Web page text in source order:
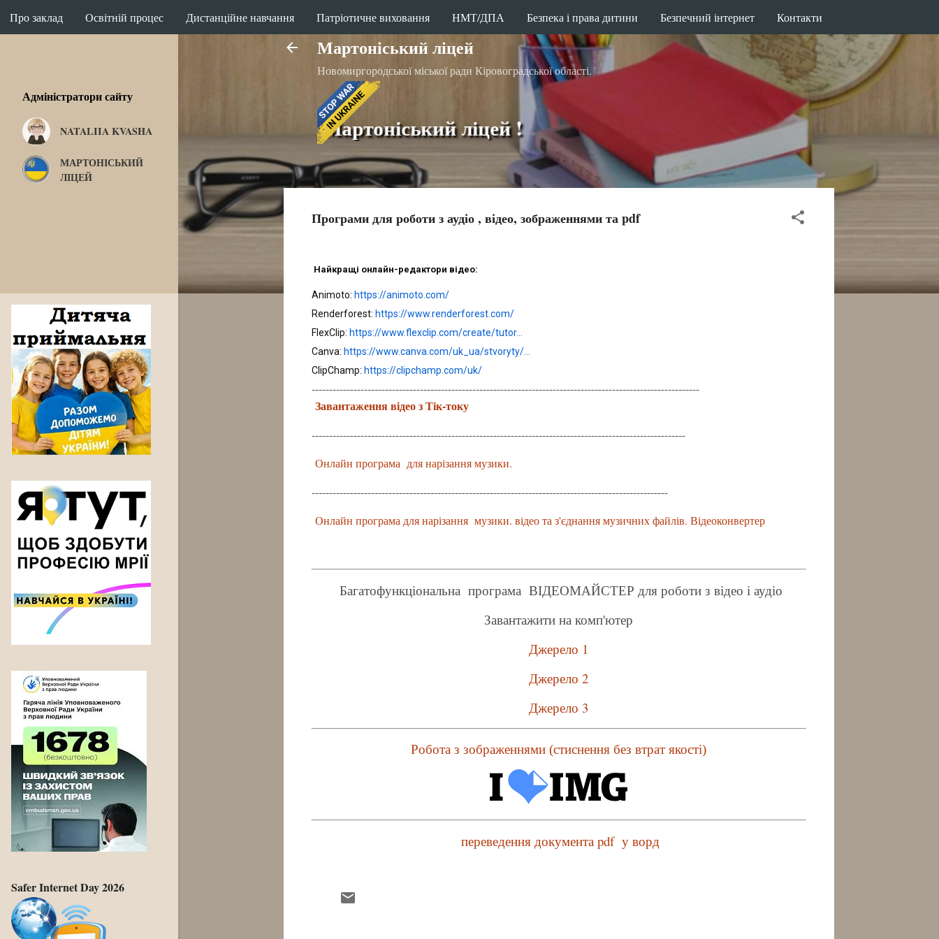
Перейти до основного вмісту
Мартоніський ліцей
Новомиргородської міської ради Кіровоградської області.
Вас вітає Мартоніський ліцей !
Програми для роботи з аудіо , відео, зображеннями та pdf
Найкращі онлайн-редактори відео:
Animoto: https://animoto.com/
Renderforest: https://www.renderforest.com/
FlexClip: https://www.flexclip.com/create/tutor...
Canva: https://www.canva.com/uk_ua/stvoryty/...
ClipChamp: https://clipchamp.com/uk/
---------------------------------------------------------------------------------------------------------------
Завантаження відео з Тік-току
-----------------------------------------------------------------------------------------------------------
Онлайн програма для нарізання музики.
------------------------------------------------------------------------------------------------------
Онлайн програма для нарізання музики. відео та з'єднання музичних файлів. Відеоконвертер
Багатофункціональна програма ВІДЕОМАЙСТЕР для роботи з відео і аудіо
Завантажити на комп'ютер
Джерело 1
Джерело 2
Джерело 3
Робота з зображеннями (стиснення без втрат якості)
переведення документа pdf у ворд
Адміністратори сайту
NATALIIA KVASHA
МАРТОНІСЬКИЙ
ЛІЦЕЙ
Safer Internet Day 2026
Про заклад Освітній процес Дистанційне навчання Патріотичне виховання НМТ/ДПА Безпека і права дитини Безпечний інтернет Контакти